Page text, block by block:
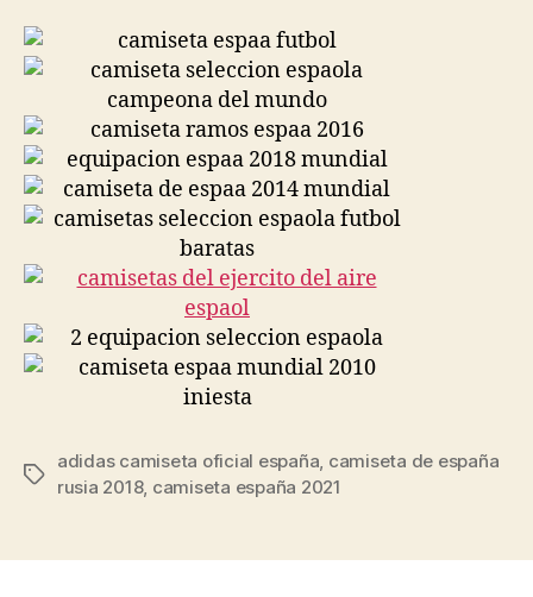
Etiquetas
adidas camiseta oficial españa, camiseta de españa
rusia 2018, camiseta españa 2021